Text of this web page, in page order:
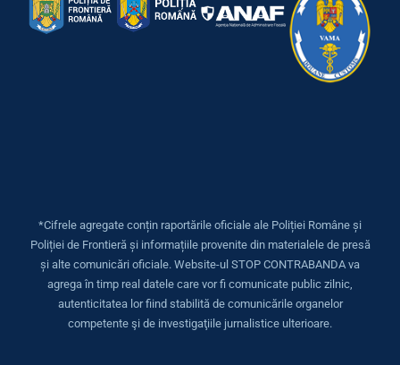
*Cifrele agregate conțin raportările oficiale ale Poliției Române și
Poliției de Frontieră și informațiile provenite din materialele de presă
și alte comunicări oficiale. Website-ul STOP CONTRABANDA va
agrega în timp real datele care vor fi comunicate public zilnic,
autenticitatea lor fiind stabilită de comunicările organelor
competente şi de investigaţiile jurnalistice ulterioare.